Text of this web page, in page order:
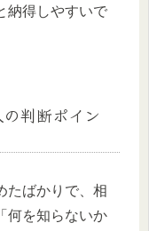
納得しやすいで
判断ポイン
たばかりで、相
何を知らないか